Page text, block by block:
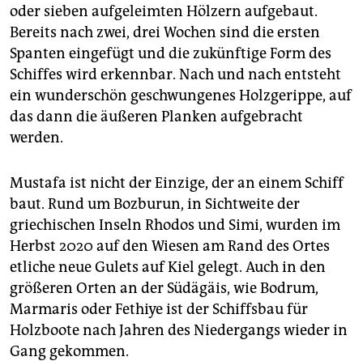
oder sieben aufgeleimten Hölzern aufgebaut.
Bereits nach zwei, drei Wochen sind die ersten
Spanten eingefügt und die zukünftige Form des
Schiffes wird erkennbar. Nach und nach entsteht
ein wunderschön geschwungenes Holzgerippe, auf
das dann die äußeren Planken aufgebracht
werden.
Mustafa ist nicht der Einzige, der an einem Schiff
baut. Rund um Bozburun, in Sichtweite der
griechischen Inseln Rhodos und Simi, wurden im
Herbst 2020 auf den Wiesen am Rand des Ortes
etliche neue Gulets auf Kiel gelegt. Auch in den
größeren Orten an der Südägäis, wie Bodrum,
Marmaris oder Fethiye ist der Schiffsbau für
Holzboote nach Jahren des Niedergangs wieder in
Gang gekommen.